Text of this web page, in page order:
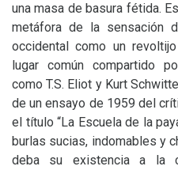
una masa de basura fétida.
metáfora de la sensación
occidental como un
lugar común compartido
comoT.S. Eliot y Kurt
de un ensayo de 1959 del
el título “La Escuela de la
burlas sucias, indomables y
deba su existencia a la